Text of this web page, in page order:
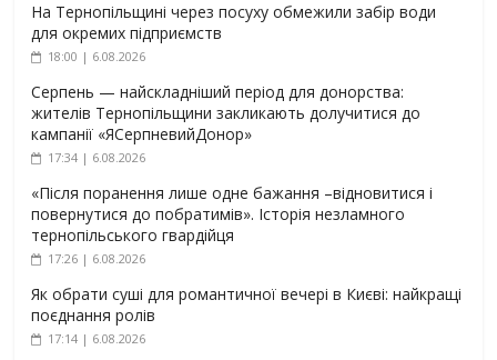
На Тернопільщині через посуху обмежили забір води
для окремих підприємств
18:00 | 6.08.2026
Серпень — найскладніший період для донорства:
жителів Тернопільщини закликають долучитися до
кампанії «ЯСерпневийДонор»
17:34 | 6.08.2026
«Після поранення лише одне бажання –відновитися і
повернутися до побратимів». Історія незламного
тернопільського гвардійця
17:26 | 6.08.2026
Як обрати суші для романтичної вечері в Києві: найкращі
поєднання ролів
17:14 | 6.08.2026